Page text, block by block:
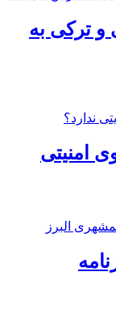
و ترکی به
امنیتی